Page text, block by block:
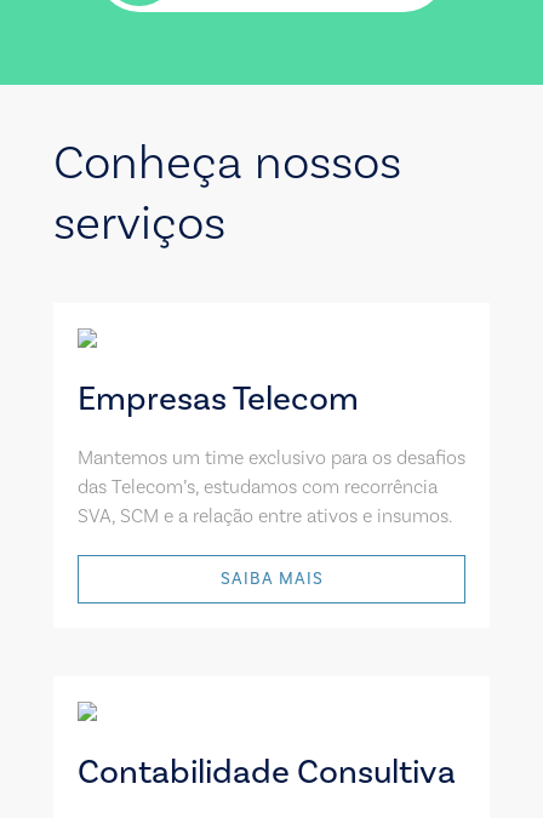
Conheça nossos
serviços
Empresas Telecom
Mantemos um time exclusivo para os desafios
das Telecom’s, estudamos com recorrência
SVA, SCM e a relação entre ativos e insumos.
SAIBA MAIS
Contabilidade Consultiva